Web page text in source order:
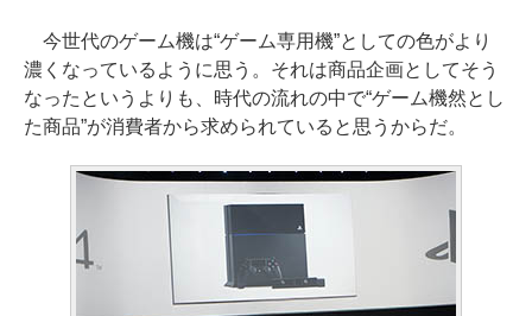
今世代のゲーム機は“ゲーム専用機”としての色がより
濃くなっているように思う。それは商品企画としてそう
なったというよりも、時代の流れの中で“ゲーム機然とし
た商品”が消費者から求められていると思うからだ。